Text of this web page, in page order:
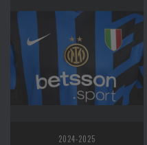
2024-2025